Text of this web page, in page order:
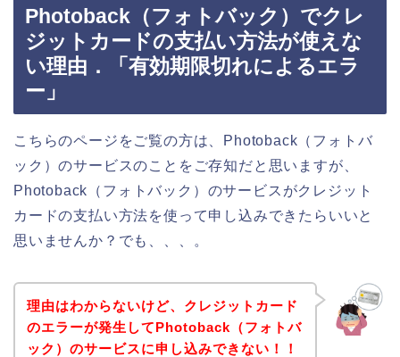
Photoback（フォトバック）でクレ
ジットカードの支払い方法が使えな
い理由．「有効期限切れによるエラ
ー」
こちらのページをご覧の方は、Photoback（フォトバ
ック）のサービスのことをご存知だと思いますが、
Photoback（フォトバック）のサービスがクレジット
カードの支払い方法を使って申し込みできたらいいと
思いませんか？でも、、、。
理由はわからないけど、クレジットカード
のエラーが発生してPhotoback（フォトバ
ック）のサービスに申し込みできない！！